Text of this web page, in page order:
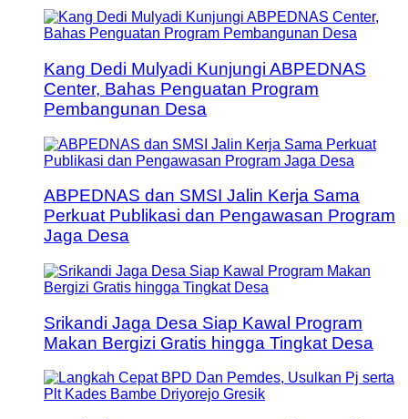
Kang Dedi Mulyadi Kunjungi ABPEDNAS
Center, Bahas Penguatan Program
Pembangunan Desa
ABPEDNAS dan SMSI Jalin Kerja Sama
Perkuat Publikasi dan Pengawasan Program
Jaga Desa
Srikandi Jaga Desa Siap Kawal Program
Makan Bergizi Gratis hingga Tingkat Desa